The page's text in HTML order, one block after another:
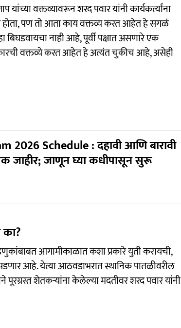
यांच्या वक्तव्यावरून शरद पवार यांनी कार्यकर्त्यांना
पण तो आता काय वक्तव्य करत आहेत हे सगळं
नाही आहे, पूर्वी पक्षात असणारे एक
वक्तव्ये करत आहेत हे अत्यंत चुकीच आहे, असेही
2026 Schedule : दहावी आणि बारावी
जाहीर; जाणून घ्या कधीपासून सुरू
आगामीकाळात कशा प्रकारे युती करायची,
आहे. येत्या आठवडाभरात स्थानिक पातळीवरील
पूरग्रस्त शेतकऱ्यांना केलेल्या मदतीवर शरद पवार यांनी